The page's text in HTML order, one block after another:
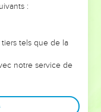
doutes, les erreurs
alors même que ce
et responsables
que leurs erreurs
:
tels que de la
notre service de